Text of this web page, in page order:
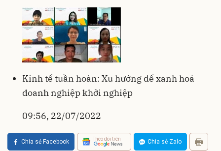
Kinh tế tuần hoàn: Xu hướng để xanh hoá
doanh nghiệp khởi nghiệp
09:56, 22/07/2022
Chia sẻ Facebook Theo dõi trên Chia sẻ Zalo